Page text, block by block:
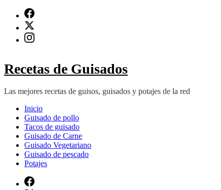
contenido
(presiona
Recetas de Guisados
Las mejores recetas de guisos, guisados y potajes de la red
Inicio
Guisado de pollo
Tacos de guisado
Guisado de Carne
Guisado Vegetariano
Guisado de pescado
Potajes